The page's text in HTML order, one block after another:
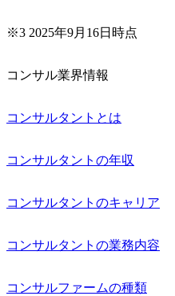
※3 2025年9月16日時点
コンサル業界情報
コンサルタントとは
コンサルタントの年収
コンサルタントのキャリア
コンサルタントの業務内容
コンサルファームの種類